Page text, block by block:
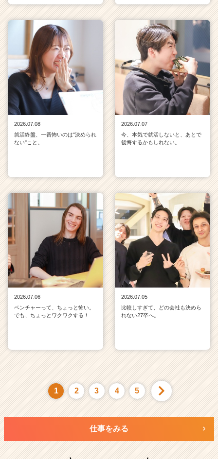
2026.07.08
就活終盤、一番怖いのは"決められ
ない"こと。
2026.07.07
今、本気で就活しないと、あとで
後悔するかもしれない。
2026.07.06
ベンチャーって、ちょっと怖い。
でも、ちょっとワクワクする！
2026.07.05
比較しすぎて、どの会社も決めら
れない27卒へ。
1 2 3 4 5
仕事をみる